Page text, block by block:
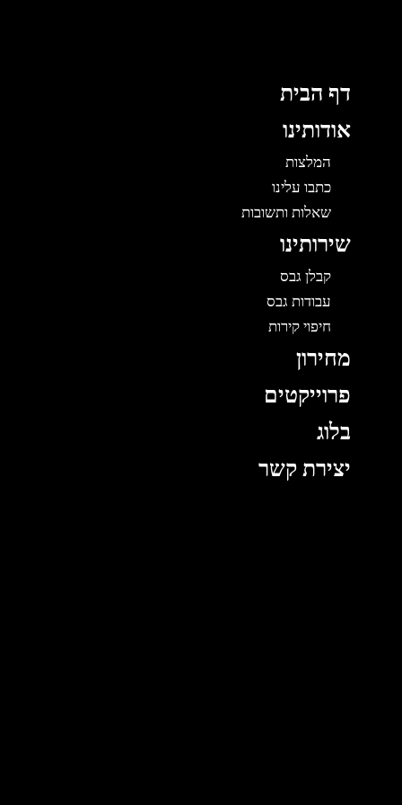
דף הבית
אודותינו
המלצות
כתבו עלינו
שאלות ותשובות
שירותינו
קבלן גבס
עבודות גבס
חיפוי קירות
מחירון
פרוייקטים
בלוג
יצירת קשר